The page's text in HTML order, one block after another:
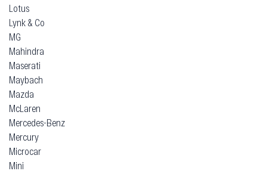
Lotus
Lynk & Co
MG
Mahindra
Maserati
Maybach
Mazda
McLaren
Mercedes-Benz
Mercury
Microcar
Mini